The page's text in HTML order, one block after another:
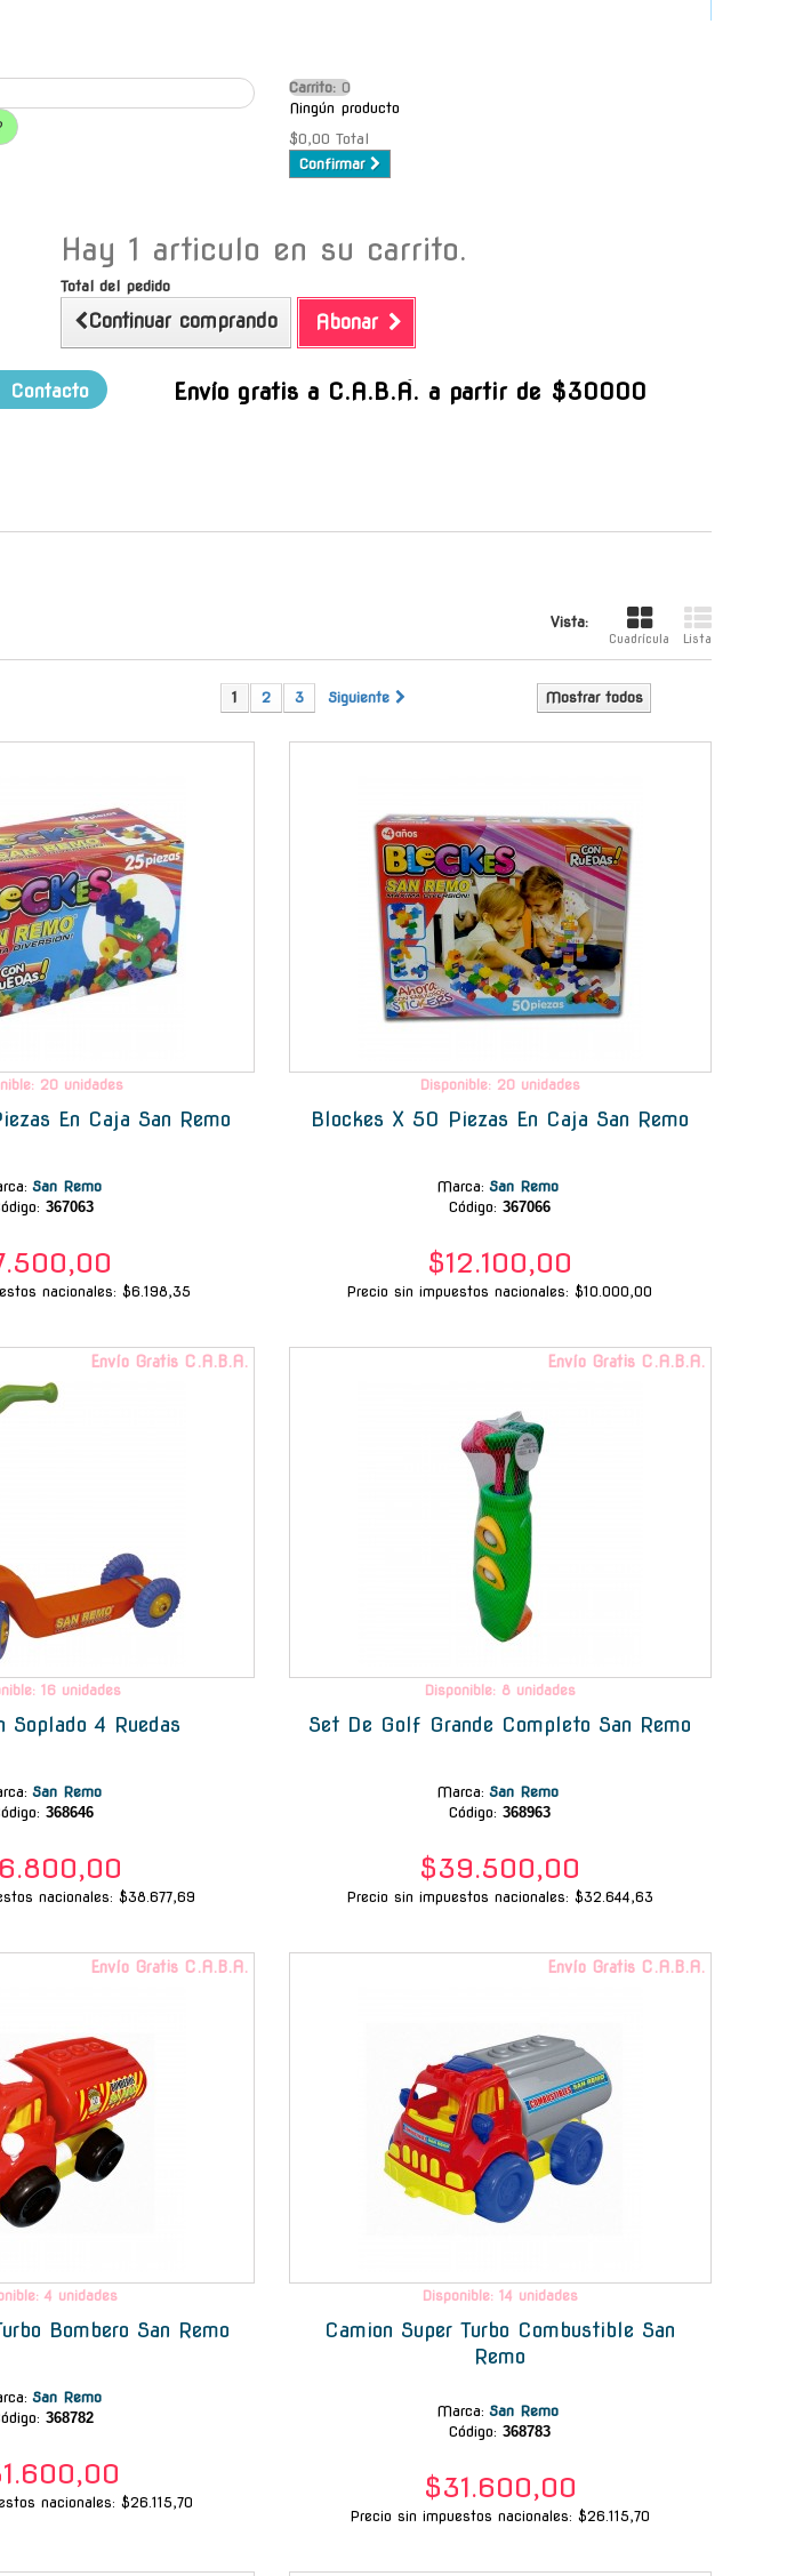
Carrito: O
Ningún producto
$0,00 Total
Confirmar
Hay 1 articulo en su carrito.
Total del pedido
Continuar comprando Abonar
Contacto
-
Envío gratis a C.A.B.A. a partir de $30000
Vista:
Cuadrícula Lista
Mostrar todos
1 2 3 Siguiente
20 unidades
En Caja San Remo
: San Remo
367063
nacionales: $6.198,35
Disponible: 20 unidades
Blockes X 50 Piezas En Caja San Remo
Marca: San Remo
Código: 367066
$12.100,00
Precio sin impuestos nacionales: $10.000,00
Envío Gratis C.A.B.A.
16 unidades
Soplado 4 Ruedas
: San Remo
368646
nacionales: $38.677,69
Envío Gratis C.A.B.A.
Disponible: 8 unidades
Set De Golf Grande Completo San Remo
Marca: San Remo
Código: 368963
$39.500,00
Precio sin impuestos nacionales: $32.644,63
Envío Gratis C.A.B.A.
4 unidades
Bombero San Remo
: San Remo
368782
nacionales: $26.115,70
Envío Gratis C.A.B.A.
Disponible: 14 unidades
Camion Super Turbo Combustible San
Remo
Marca: San Remo
Código: 368783
$31.600,00
Precio sin impuestos nacionales: $26.115,70